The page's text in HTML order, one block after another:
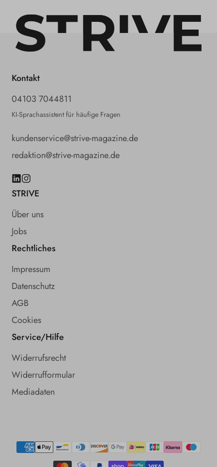
Kontakt
04103 7044811
KI-Sprachassistent für häufige Fragen
kundenservice@strive-magazine.de
redaktion@strive-magazine.de
LinkedIn
Instagram
STRIVE
Über uns
Jobs
Rechtliches
Impressum
Datenschutz
AGB
Cookies
Service/Hilfe
Widerrufsrecht
Widerrufformular
Mediadaten
Zahlungsmethoden